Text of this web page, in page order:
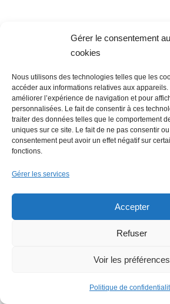
Gérer le consentement
cookies
Nous utilisons des technologies telles que les
accéder aux informations relatives aux
améliorer l’expérience de navigation et pour
personnalisées. Le fait de consentir à ces
traiter des données telles que le comportement
uniques sur ce site. Le fait de ne pas consentir
consentement peut avoir un effet négatif sur
fonctions.
Gérer les services
Accepter
Refuser
Voir les préférences
Politique de
Faire un don